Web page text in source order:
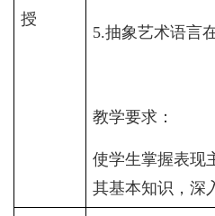
授
5.抽象艺术语言
教学要求：
使学生掌握表现
其基本知识，深